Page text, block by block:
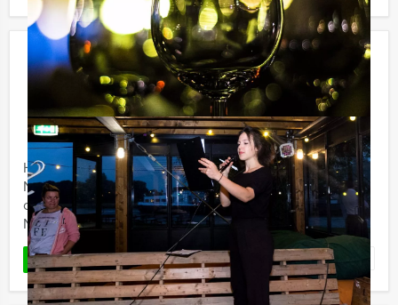
Pubquiz Lunch in Maastricht
Vanaf€ 54,50 p.p. excl. BTW
Vanaf 12 personen ‐ 3 uur en 30 minuten
Holland Tour Guides organiseert de gezelligste quiz van
Nederland en België! Zeg maar gerust een unieke
combinatie tussen 'Ik Hou van Holland' en 'Dit was het
Nieuws' ...
LEES MEER Favoriet